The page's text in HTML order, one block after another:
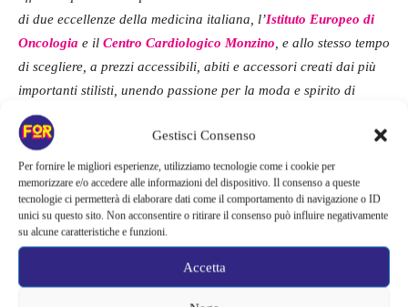
Gestisci Consenso
Per fornire le migliori esperienze, utilizziamo tecnologie come i cookie per
memorizzare e/o accedere alle informazioni del dispositivo. Il consenso a queste
tecnologie ci permetterà di elaborare dati come il comportamento di navigazione o ID
unici su questo sito. Non acconsentire o ritirare il consenso può influire negativamente
su alcune caratteristiche e funzioni.
Accetta
di due eccellenze della medicina italiana, l’Istituto Europeo di
Oncologia e il Centro Cardiologico Monzino , e allo stesso tempo
di scegliere, a prezzi accessibili, abiti e accessori creati dai più
importanti stilisti, unendo passione per la moda e spirito di
solidarietà. Il nostro grazie va oggi agli stilisti che hanno aderito
con entusiasmo al nostro progetto, agli influencer che ci hanno
creduto, e a tutti coloro che qui a Scalo Milano si lasceranno
rapire dal fascino dello shopping solidale”.
Dulcis in fundo,
Nazionale della Moda Italiana
brand della moda italiana hanno partecipato al progetto